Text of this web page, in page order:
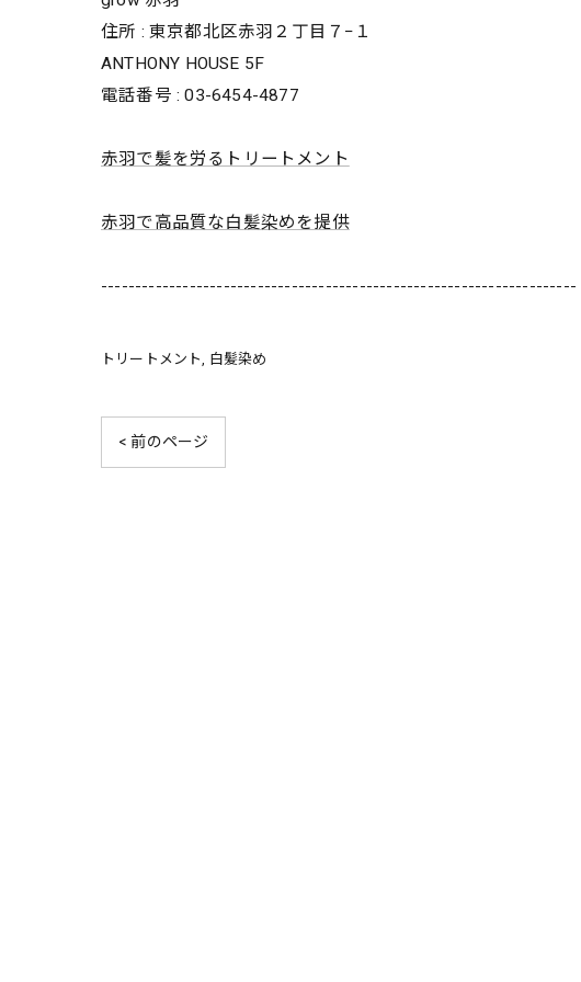
住所 : 東京都北区赤羽２丁目７−１
ANTHONY HOUSE 5F
電話番号 : 03-6454-4877
赤羽で髪を労るトリートメント
赤羽で高品質な白髪染めを提供
----------------------------------------------------------------------
トリートメント 白髪染め
< 前のページ